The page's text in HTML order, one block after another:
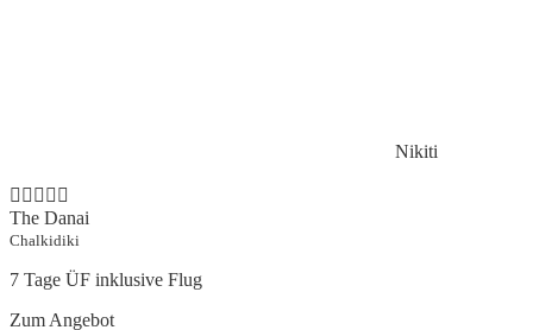
Nikiti
The Danai
Chalkidiki
7 Tage ÜF inklusive Flug
Zum Angebot